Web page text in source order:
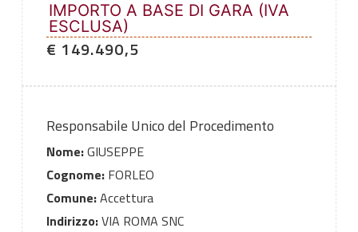
IMPORTO A BASE DI GARA (IVA
ESCLUSA)
€ 149.490,5
Responsabile Unico del Procedimento
Nome:GIUSEPPE
Cognome:FORLEO
Comune:Accettura
Indirizzo:VIA ROMA SNC